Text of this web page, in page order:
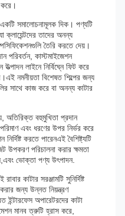
একটি সমালোচনামূলক দিক। পণ্যটি
ক্লায়েন্টদের তাদের অনন্য
তৈরি করতে দেয়।
পরিবর্তন, কাস্টমাইজেশন
উত্পাদন লাইনে নির্বিঘ্নে ফিট করে
নমনীয়তা বিশেষত শিল্পের জন্য
সাথে কাজ করে বা অনন্য কাটার
অতিরিক্ত বহুমুখিতা প্রদান
এবং ধরণের উপর নির্ভর করে
করতে পারেনএই বৈশিষ্ট্যটি
উপকরণ পরিচালনা করার ক্ষমতা
ভোক্তা পণ্য উৎপাদন.
কাটার সরঞ্জামটি সুনির্দিষ্ট
জন্য উন্নত নিয়ন্ত্রণ
ইন্টারফেস অপারেটরদের কাটা
মানব ত্রুটি হ্রাস করে,